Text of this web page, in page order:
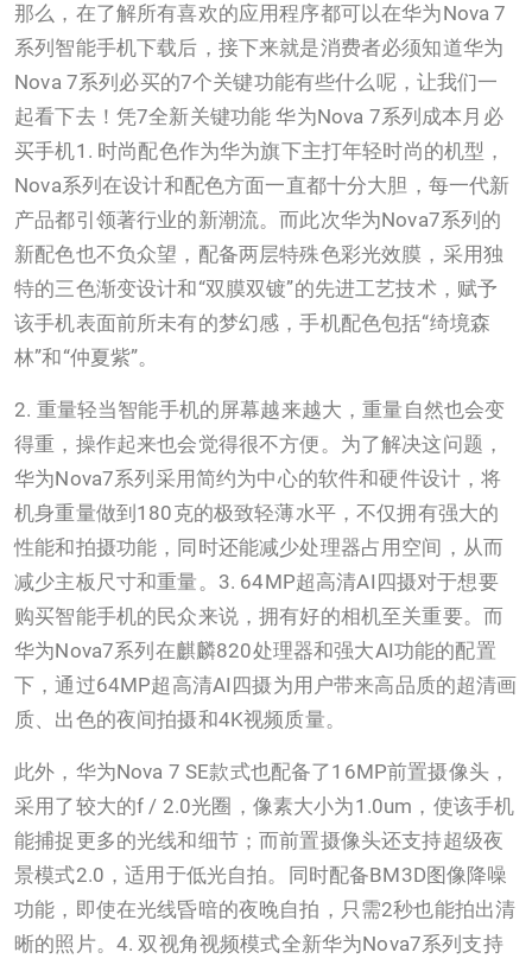
那么，在了解所有喜欢的应用程序都可以在华为Nova 7
系列智能手机下载后，接下来就是消费者必须知道华为
Nova 7系列必买的7个关键功能有些什么呢，让我们一
起看下去！凭7全新关键功能 华为Nova 7系列成本月必
买手机1. 时尚配色作为华为旗下主打年轻时尚的机型，
Nova系列在设计和配色方面一直都十分大胆，每一代新
产品都引领著行业的新潮流。而此次华为Nova7系列的
新配色也不负众望，配备两层特殊色彩光效膜，采用独
特的三色渐变设计和“双膜双镀”的先进工艺技术，赋予
该手机表面前所未有的梦幻感，手机配色包括“绮境森
林”和“仲夏紫”。
2. 重量轻当智能手机的屏幕越来越大，重量自然也会变
得重，操作起来也会觉得很不方便。为了解决这问题，
华为Nova7系列采用简约为中心的软件和硬件设计，将
机身重量做到180克的极致轻薄水平，不仅拥有强大的
性能和拍摄功能，同时还能减少处理器占用空间，从而
减少主板尺寸和重量。3. 64MP超高清AI四摄对于想要
购买智能手机的民众来说，拥有好的相机至关重要。而
华为Nova7系列在麒麟820处理器和强大AI功能的配置
下，通过64MP超高清AI四摄为用户带来高品质的超清画
质、出色的夜间拍摄和4K视频质量。
此外，华为Nova 7 SE款式也配备了16MP前置摄像头，
采用了较大的f / 2.0光圈，像素大小为1.0um，使该手机
能捕捉更多的光线和细节；而前置摄像头还支持超级夜
景模式2.0，适用于低光自拍。同时配备BM3D图像降噪
功能，即使在光线昏暗的夜晚自拍，只需2秒也能拍出清
晰的照片。4. 双视角视频模式全新华为Nova7系列支持